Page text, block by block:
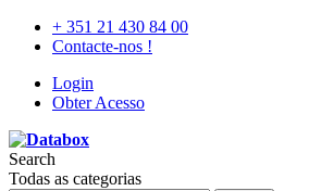
+ 351 21 430 84 00
Contacte-nos !
Login
Obter Acesso
Search
Todas as categorias